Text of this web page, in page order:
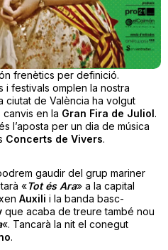
frenètics per definició.
i festivals omplen la nostra
ciutat de València ha volgut
canvis en la Gran Fira de Juliol.
l’aposta per un dia de música
Concerts de Vivers.
gaudir del grup mariner
«Tot és Ara» a la capital
Auxili i la banda basc-
que acaba de treure també nou
«. Tancarà la nit el conegut
.